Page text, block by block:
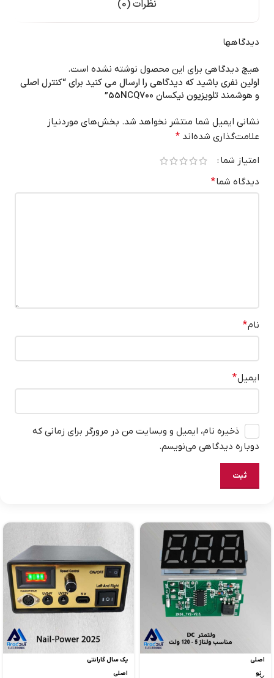
نظرات (0)
دیدگاهها
هیچ دیدگاهی برای این محصول نوشته نشده است.
اولین نفری باشید که دیدگاهی را ارسال می کنید برای “کنترل اصلی
و هوشمند تلویزیون نیکسان 55NCQ700”
نشانی ایمیل شما منتشر نخواهد شد. بخش‌های موردنیاز
علامت‌گذاری شده‌اند *
امتیاز شما
دیدگاه شما*
نام*
ایمیل*
ذخیره نام، ایمیل و وبسایت من در مرورگر برای زمانی که
دوباره دیدگاهی می‌نویسم.
اصلی
نو
یک سال گارانتی
اصلی